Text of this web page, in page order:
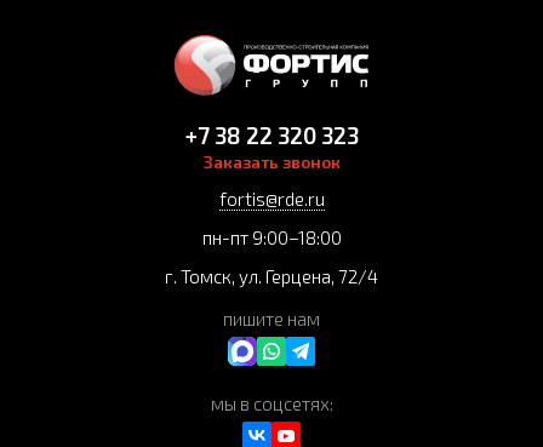
+7 38 22 320 323
Заказать звонок
fortis@rde.ru
пн-пт 9:00–18:00
г. Томск, ул. Герцена, 72/4
пишите нам
мы в соцсетях: